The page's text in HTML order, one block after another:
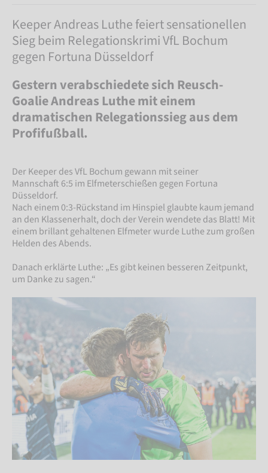
Keeper Andreas Luthe feiert sensationellen
Sieg beim Relegationskrimi VfL Bochum
gegen Fortuna Düsseldorf
Gestern verabschiedete sich Reusch-
Goalie Andreas Luthe mit einem
dramatischen Relegationssieg aus dem
Profifußball.
Der Keeper des VfL Bochum gewann mit seiner
Mannschaft 6:5 im Elfmeterschießen gegen Fortuna
Düsseldorf.
Nach einem 0:3-Rückstand im Hinspiel glaubte kaum jemand
an den Klassenerhalt, doch der Verein wendete das Blatt! Mit
einem brillant gehaltenen Elfmeter wurde Luthe zum großen
Helden des Abends.
Danach erklärte Luthe: „Es gibt keinen besseren Zeitpunkt,
um Danke zu sagen.“